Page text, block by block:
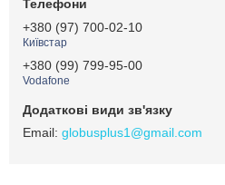
+380 (97) 700-02-10
Київстар
+380 (99) 799-95-00
Vodafone
globusplus1@gmail.com